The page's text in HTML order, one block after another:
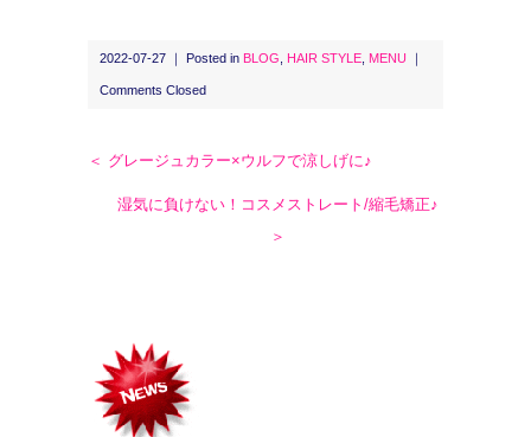
2022-07-27 ｜ Posted in BLOG HAIR STYLE MENU
Comments Closed
＜ グレージュカラー×ウルフで涼しげに♪
湿気に負けない！コスメストレート/縮毛矯正♪
＞